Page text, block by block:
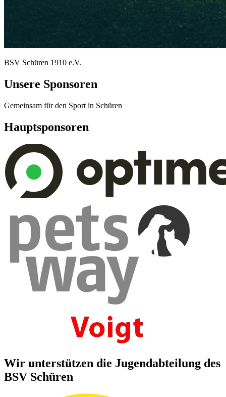
BSV Schüren 1910 e.V.
Unsere Sponsoren
Gemeinsam für den Sport in Schüren
Hauptsponsoren
Wir unterstützen die Jugendabteilung des
BSV Schüren